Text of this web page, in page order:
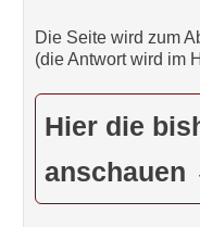
Die Seite wird zum
(die Antwort wird im
Hier die
anschauen